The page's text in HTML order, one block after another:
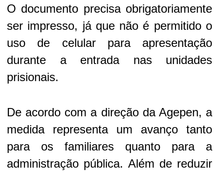
O documento precisa obrigatoriamente
ser impresso, já que não é permitido o
uso de celular para apresentação
durante a entrada nas unidades
prisionais.
De acordo com a direção da Agepen, a
medida representa um avanço tanto
para os familiares quanto para a
administração pública. Além de reduzir